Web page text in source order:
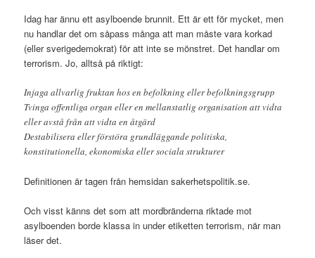
Idag har ännu ett asylboende brunnit. Ett är ett för mycket, men
nu handlar det om såpass många att man måste vara korkad
(eller sverigedemokrat) för att inte se mönstret. Det handlar om
terrorism. Jo, alltså på riktigt:
Injaga allvarlig fruktan hos en befolkning eller befolkningsgrupp
Tvinga offentliga organ eller en mellanstatlig organisation att vidta
eller avstå från att vidta en åtgärd
Destabilisera eller förstöra grundläggande politiska,
konstitutionella, ekonomiska eller sociala strukturer
Definitionen är tagen från hemsidan sakerhetspolitik.se.
Och visst känns det som att mordbränderna riktade mot
asylboenden borde klassa in under etiketten terrorism, när man
läser det.